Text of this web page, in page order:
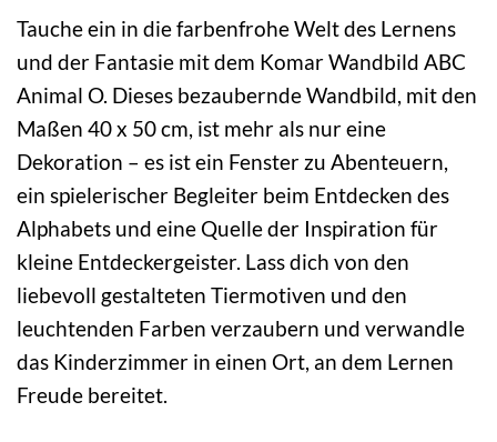
Tauche ein in die farbenfrohe Welt des Lernens
und der Fantasie mit dem Komar Wandbild ABC
Animal O. Dieses bezaubernde Wandbild, mit den
Maßen 40 x 50 cm, ist mehr als nur eine
Dekoration – es ist ein Fenster zu Abenteuern,
ein spielerischer Begleiter beim Entdecken des
Alphabets und eine Quelle der Inspiration für
kleine Entdeckergeister. Lass dich von den
liebevoll gestalteten Tiermotiven und den
leuchtenden Farben verzaubern und verwandle
das Kinderzimmer in einen Ort, an dem Lernen
Freude bereitet.